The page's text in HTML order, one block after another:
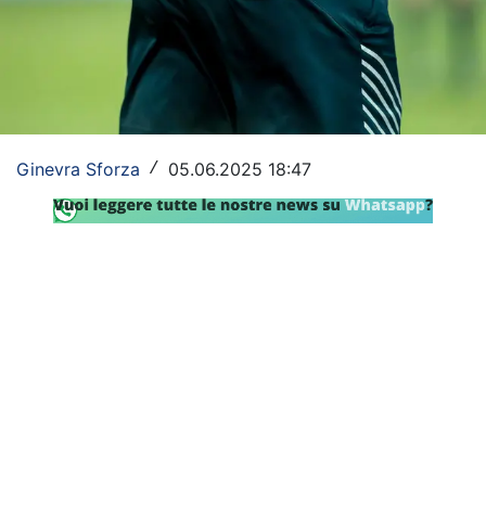
Champions League
Europa League
Tennis
Ginevra Sforza / 05.06.2025 18:47